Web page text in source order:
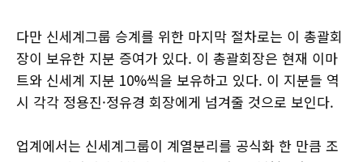
다만 신세계그룹 승계를 위한 마지막 절차로는 이 총괄회
장이 보유한 지분 증여가 있다. 이 총괄회장은 현재 이마
트와 신세계 지분 10%씩을 보유하고 있다. 이 지분들 역
시 각각 정용진·정유경 회장에게 넘겨줄 것으로 보인다.
업계에서는 신세계그룹이 계열분리를 공식화 한 만큼 조